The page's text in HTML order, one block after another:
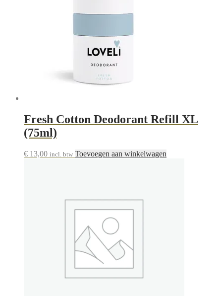
Fresh Cotton Deodorant Refill XL
(75ml)
€ 13,00 incl. btw Toevoegen aan winkelwagen